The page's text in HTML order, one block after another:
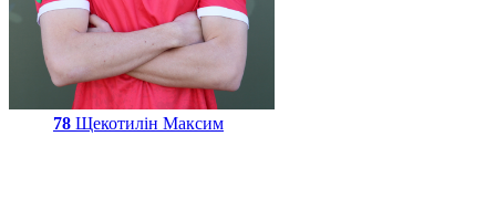
78 Щекотилін Максим